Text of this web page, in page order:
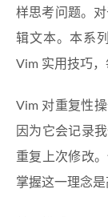
样思考问题。
辑文本。本系
Vim 实用技巧，
Vim 对重复性
因为它会记录
重复上次修改
掌握这一理念是